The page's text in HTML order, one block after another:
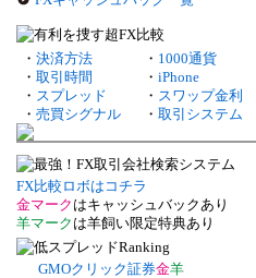
・ 決済方法 ・ 1000通貨
・ 取引時間 ・ iPhone
・ スプレッド ・ スワップ金利
・ 売買シグナル ・ 取引システム
FX比較ロボはコチラ
金マーク はキャッシュバックあり
羊マーク は羊飼い限定特典あり
GMOクリック証券金羊